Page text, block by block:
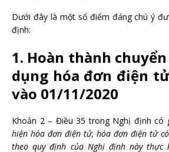
Dưới đây là một số điểm đáng chú ý
định:
1. Hoàn thành
dụng hóa đơn điện
vào 01/11/2020
Khoản 2 – Điều 35 trong Nghị định có
hiện hóa đơn điện tử, hóa đơn điện tử
theo quy định của Nghị định này thực